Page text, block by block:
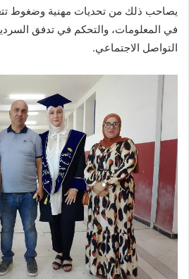
يصاحب ذلك من تحديات مهنية وضغوط
في المعلومات، والتحكم في تدفق
التواصل الاجتماعي.